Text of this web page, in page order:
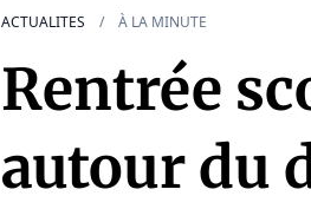
ACTUALITES À LA MINUTE
Rentrée
autour du